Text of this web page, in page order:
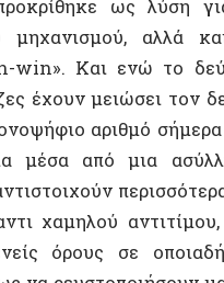
από μια ασύλληπτη
περισσότερα από
αντιτίμου, στις
σε οποιαδήποτε
μαζικά
στρώματα στο
(accumulation by
στεγαστικής